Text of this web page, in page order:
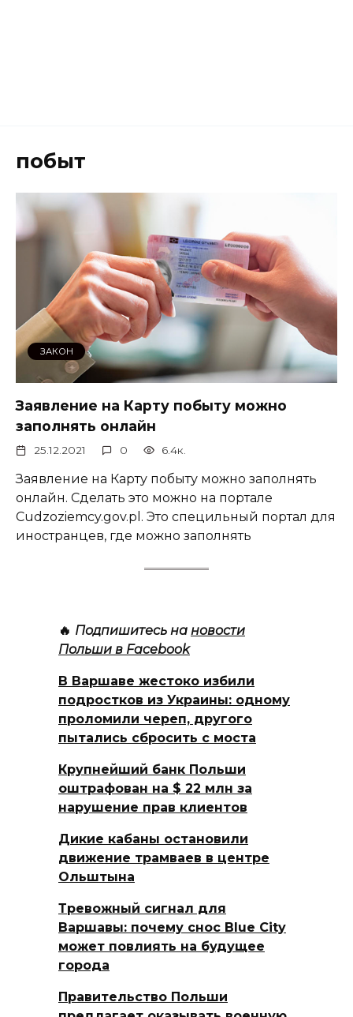
побыт
ЗАКОН
Заявление на Карту побыту можно
заполнять онлайн
25.12.2021 0 6.4к.
Заявление на Карту побыту можно заполнять
онлайн. Сделать это можно на портале
Cudzoziemcy.gov.pl. Это специльный портал для
иностранцев, где можно заполнять
🔥 Подпишитесь на новости
Польши в Facebook
В Варшаве жестоко избили
подростков из Украины: одному
проломили череп, другого
пытались сбросить с моста
Крупнейший банк Польши
оштрафован на $ 22 млн за
нарушение прав клиентов
Дикие кабаны остановили
движение трамваев в центре
Ольштына
Тревожный сигнал для
Варшавы: почему снос Blue City
может повлиять на будущее
города
Правительство Польши